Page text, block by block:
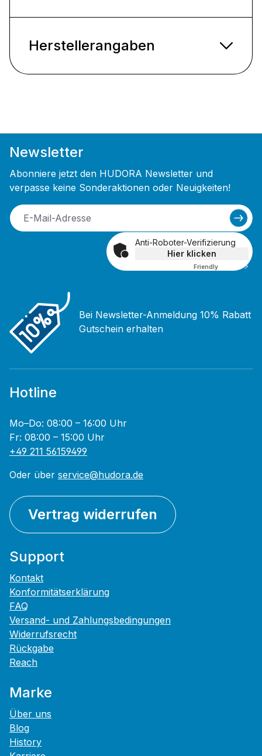
Herstellerangaben
Newsletter
Abonniere jetzt den HUDORA Newsletter und
verpasse keine Sonderaktionen oder Neuigkeiten!
Anti-Roboter-Verifizierung
Hier klicken
Friendly Captcha ⇗
Bei Newsletter-Anmeldung 10% Rabatt
Gutschein erhalten
Hotline
Mo–Do: 08:00 – 16:00 Uhr
Fr: 08:00 – 15:00 Uhr
+49 211 56159499
Oder über service@hudora.de
Vertrag widerrufen
Support
Kontakt
Konformitätserklärung
FAQ
Versand- und Zahlungsbedingungen
Widerrufsrecht
Rückgabe
Reach
Marke
Über uns
Blog
History